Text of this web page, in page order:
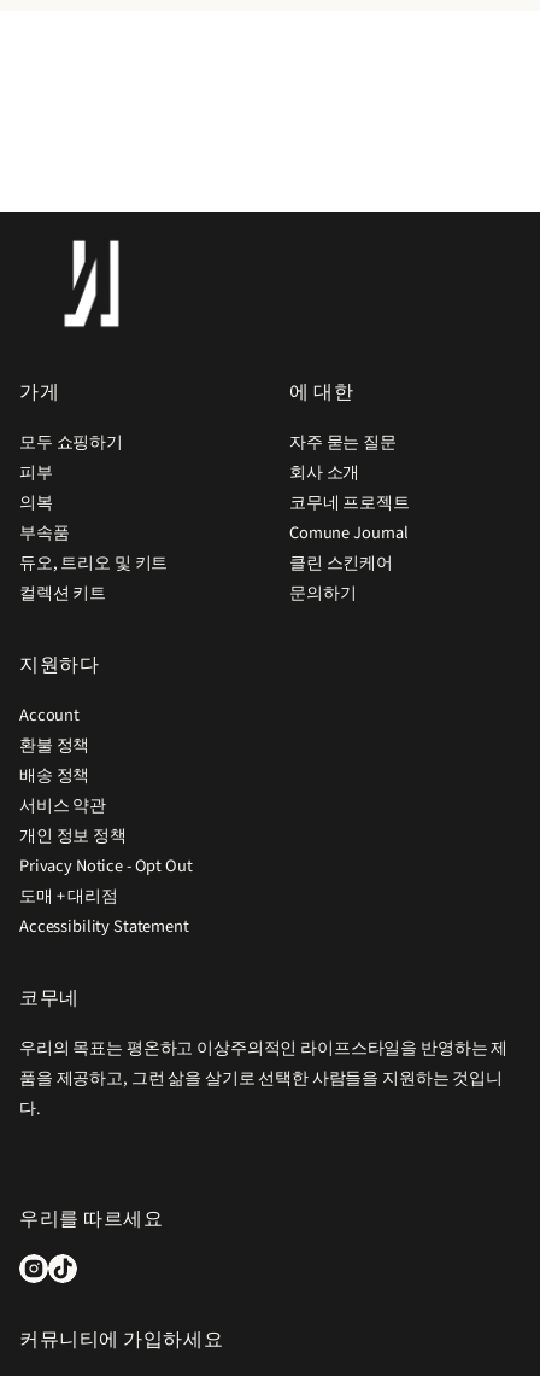
가게
모두 쇼핑하기
피부
의복
부속품
듀오, 트리오 및 키트
컬렉션 키트
에 대한
자주 묻는 질문
회사 소개
코무네 프로젝트
Comune Journal
클린 스킨케어
문의하기
지원하다
Account
환불 정책
배송 정책
서비스 약관
개인 정보 정책
Privacy Notice - Opt Out
도매 + 대리점
Accessibility Statement
코무네
우리의 목표는 평온하고 이상주의적인 라이프스타일을 반영하는 제
품을 제공하고, 그런 삶을 살기로 선택한 사람들을 지원하는 것입니
다.
우리를 따르세요
커뮤니티에 가입하세요